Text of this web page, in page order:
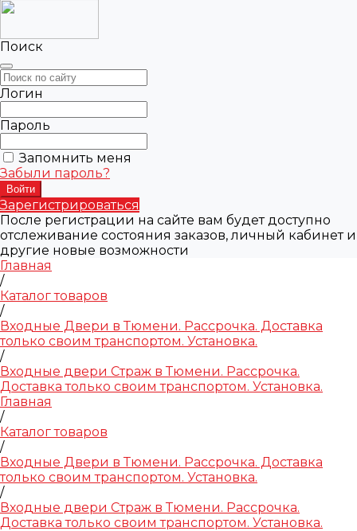
Поиск
Логин
Пароль
Запомнить меня
Забыли пароль?
Зарегистрироваться
После регистрации на сайте вам будет доступно
отслеживание состояния заказов, личный кабинет и
другие новые возможности
Главная
/
Каталог товаров
/
Входные Двери в Тюмени. Рассрочка. Доставка
только своим транспортом. Установка.
/
Входные двери Страж в Тюмени. Рассрочка.
Доставка только своим транспортом. Установка.
Главная
/
Каталог товаров
/
Входные Двери в Тюмени. Рассрочка. Доставка
только своим транспортом. Установка.
/
Входные двери Страж в Тюмени. Рассрочка.
Доставка только своим транспортом. Установка.